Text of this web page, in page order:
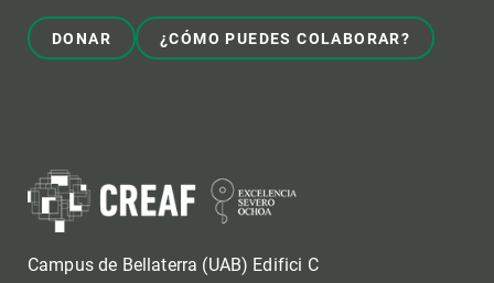
DONAR ¿CÓMO PUEDES COLABORAR?
Campus de Bellaterra (UAB) Edifici C